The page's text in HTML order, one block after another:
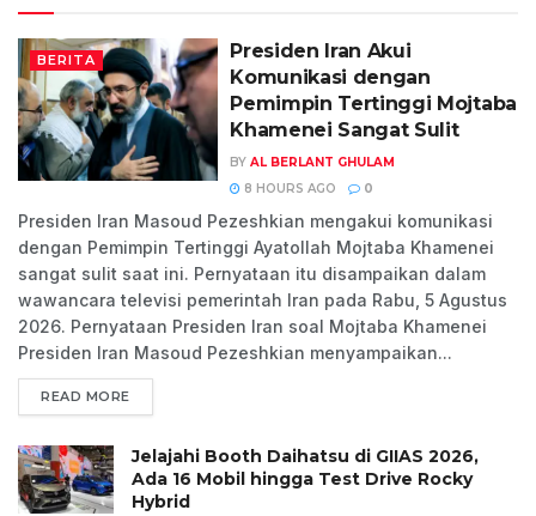
BERITA
Presiden Iran Akui
Komunikasi dengan
Pemimpin Tertinggi Mojtaba
Khamenei Sangat Sulit
BY AL BERLANT GHULAM
8 HOURS AGO
0
Presiden Iran Masoud Pezeshkian mengakui komunikasi
dengan Pemimpin Tertinggi Ayatollah Mojtaba Khamenei
sangat sulit saat ini. Pernyataan itu disampaikan dalam
wawancara televisi pemerintah Iran pada Rabu, 5 Agustus
2026. Pernyataan Presiden Iran soal Mojtaba Khamenei
Presiden Iran Masoud Pezeshkian menyampaikan...
READ MORE
Jelajahi Booth Daihatsu di GIIAS 2026,
Ada 16 Mobil hingga Test Drive Rocky
Hybrid